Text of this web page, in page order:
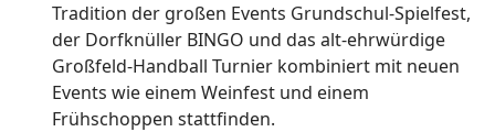
Tradition der großen Events Grundschul-Spielfest,
der Dorfknüller BINGO und das alt-ehrwürdige
Großfeld-Handball Turnier kombiniert mit neuen
Events wie einem Weinfest und einem
Frühschoppen stattfinden.